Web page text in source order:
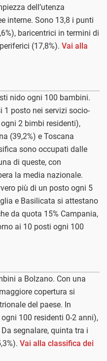
dell’utenza
interne. Sono 13,8 i punti
baricentrici in termini di
(17,8%). Vai alla
nido ogni 100 bambini.
1 posto nei servizi socio-
2 bimbi residenti),
(39,2%) e Toscana
sono occupati dalle
di queste, con
la media nazionale.
più di un posto ogni 5
e Basilicata si attestano
da quota 15% Campania,
ai 10 posti ogni 100
a Bolzano. Con una
copertura si
del paese. In
100 residenti 0-2 anni),
segnalare, quinta tra i
Vai alla classifica dei